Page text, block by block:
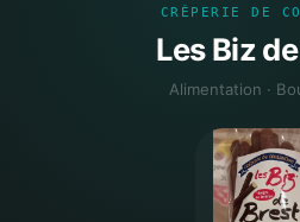
CRÊPERIE DE
Les Biz
Alimentation ·